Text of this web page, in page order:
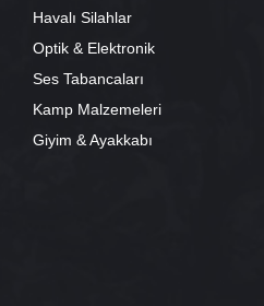
Havalı Silahlar
Optik & Elektronik
Ses Tabancaları
Kamp Malzemeleri
Giyim & Ayakkabı